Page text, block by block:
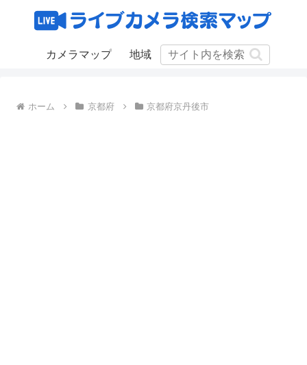
カメラマップ 地域
ホーム 京都府 京都府京丹後市